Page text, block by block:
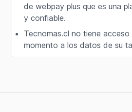
de webpay plus que es una
y confiable.
Tecnomas.cl no tiene acceso
momento a los datos de su